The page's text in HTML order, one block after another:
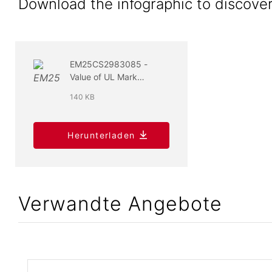
Download the infographic to
EM25CS2983085 -
Value of UL Mark
Infographic_Final
140 KB
Herunterladen
Verwandte Angebote